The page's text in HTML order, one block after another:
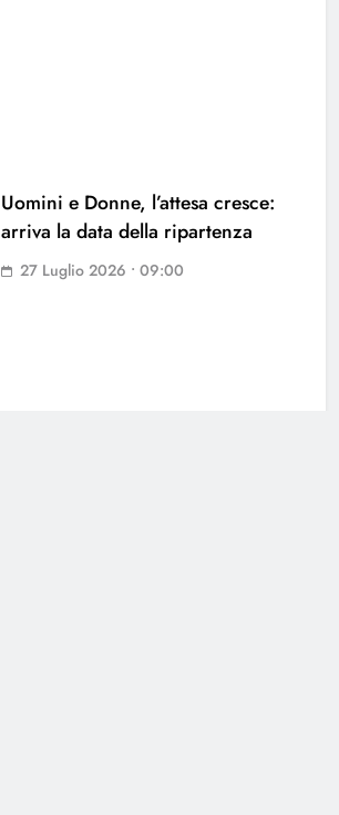
Uomini e Donne, l’attesa cresce:
arriva la data della ripartenza
27 Luglio 2026 • 09:00